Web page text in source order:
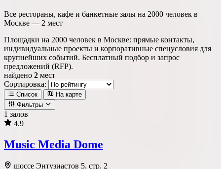
Все рестораны, кафе и банкетные залы на 2000 человек в
Москве — 2 мест
Площадки на 2000 человек в Москве: прямые контакты,
индивидуальные проекты и корпоративные спецусловия для
крупнейших событий. Бесплатный подбор и запрос
предложений (RFP).
найдено 2 мест
Сортировка:
Список
На карте
Фильтры
Локация
Метро Район Округ
1 залов
4.9
Music Media Dome
шоссе Энтузиастов 5, стр. 2